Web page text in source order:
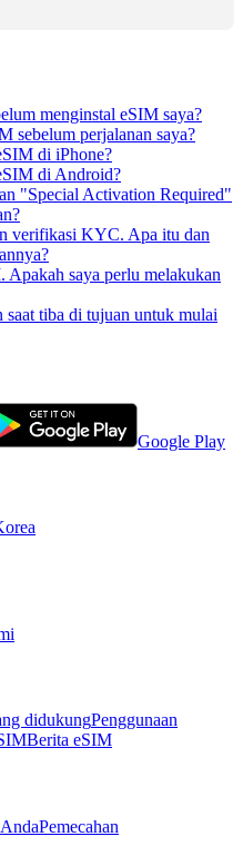
menginstal eSIM saya?
sebelum perjalanan saya?
di iPhone?
di Android?
"Special Activation Required"
verifikasi KYC. Apa itu dan
Apakah saya perlu melakukan
tiba di tujuan untuk mulai
Google Play
didukungPenggunaan
Berita eSIM
Pemecahan